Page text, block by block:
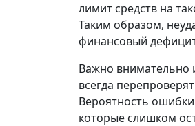
лимит средств на
Таким образом,
финансовый
Важно внимательно
всегда
Вероятность
которые слишком